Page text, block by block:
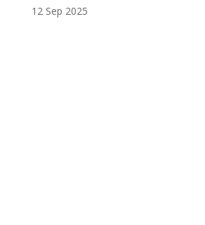
12 Sep 2025